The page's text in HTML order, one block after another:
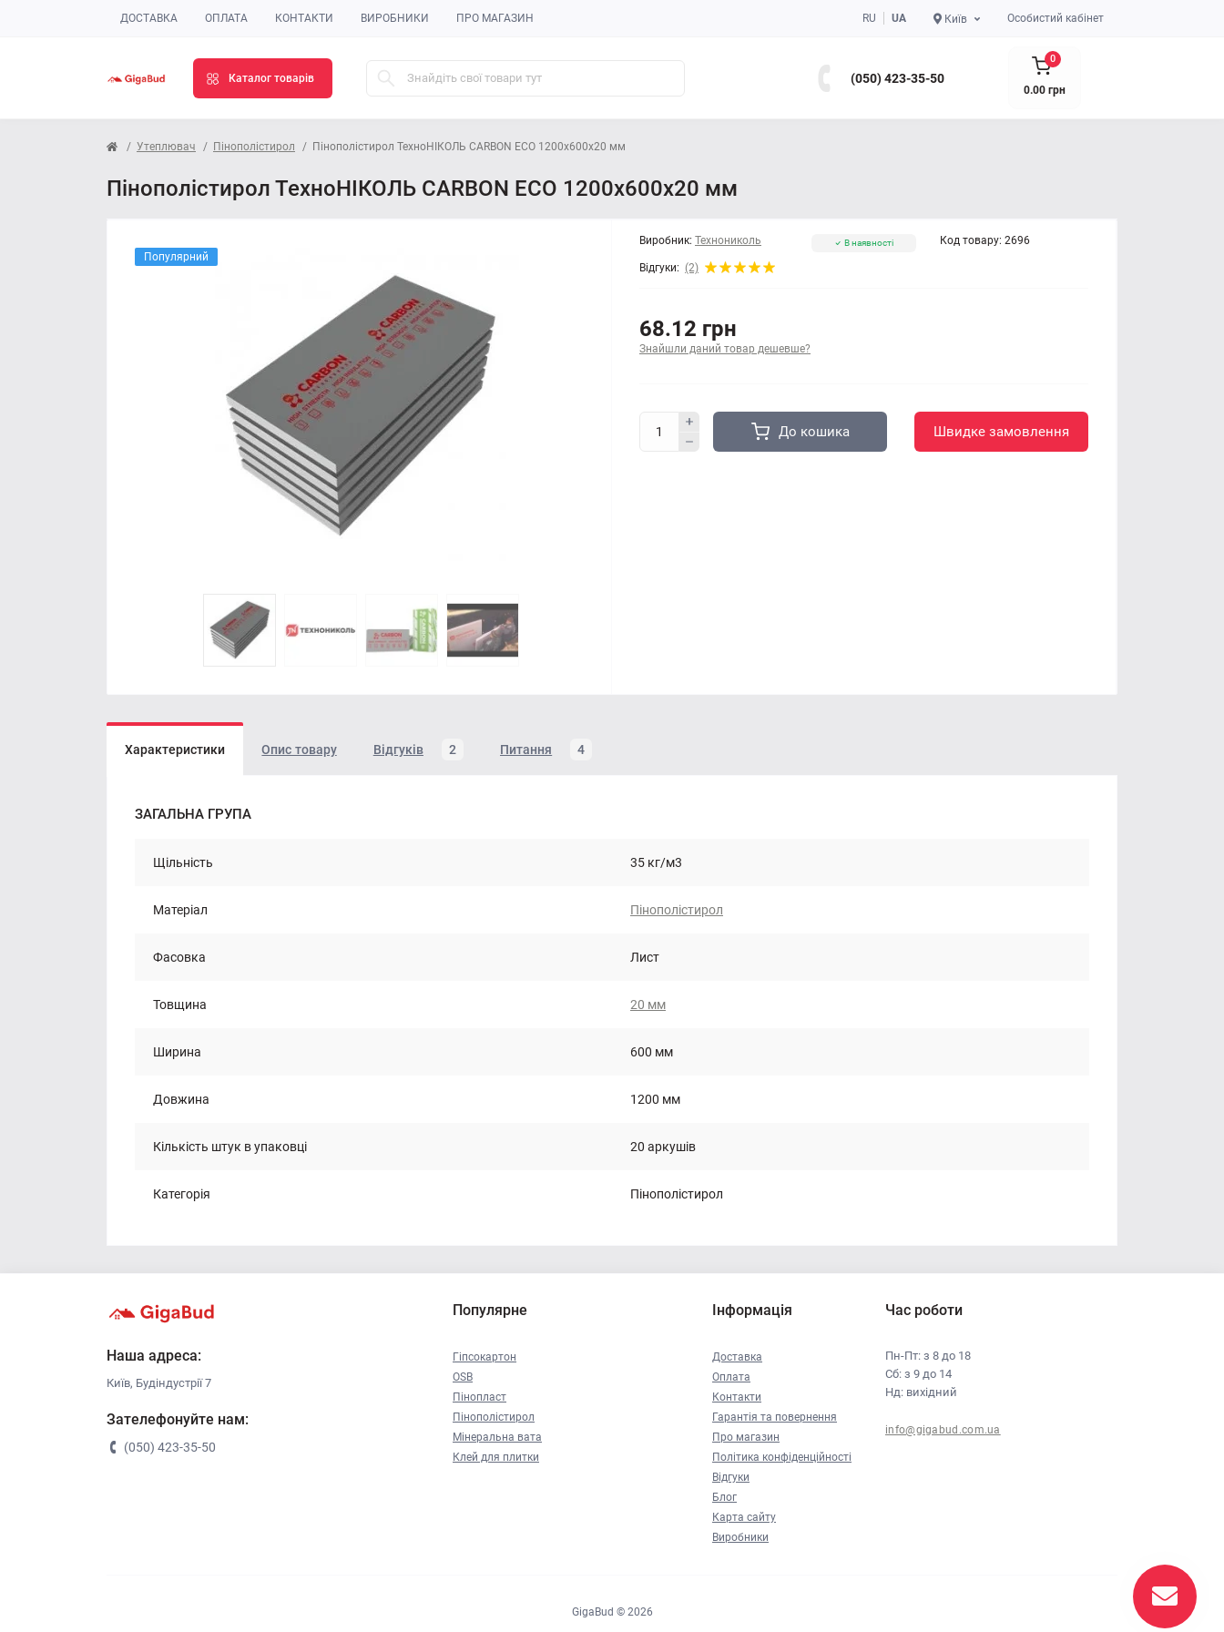
ДОСТАВКА ОПЛАТА КОНТАКТИ ВИРОБНИКИ ПРО МАГАЗИН RU UA Київ Особистий кабінет
Каталог товарів (050) 423-35-50
0
0.00 грн
Утеплювач Пінополістирол Пінополістирол ТехноНІКОЛЬ CARBON ECO 1200x600x20 мм
Пінополістирол ТехноНІКОЛЬ CARBON ECO 1200x600x20 мм
Популярний
Виробник: Технониколь Код товару: 2696
Відгуки: (2)
В наявності
68.12 грн
Знайшли даний товар дешевше?
До кошика Швидке замовлення
Характеристики Опис товару Відгуків 2 Питання 4
ЗАГАЛЬНА ГРУПА
Щільність 35 кг/м3
Матеріал Пінополістирол
Фасовка Лист
Товщина 20 мм
Ширина 600 мм
Довжина 1200 мм
Кількість штук в упаковці 20 аркушів
Категорія Пінополістирол
Наша адреса:
Київ, Будіндустрії 7
Зателефонуйте нам:
(050) 423-35-50
Популярне
Гіпсокартон
OSB
Пінопласт
Пінополістирол
Мінеральна вата
Клей для плитки
Інформація
Доставка
Оплата
Контакти
Гарантія та повернення
Про магазин
Політика конфіденційності
Відгуки
Блог
Карта сайту
Виробники
Час роботи
Пн-Пт: з 8 до 18
Сб: з 9 до 14
Нд: вихідний
info@gigabud.com.ua
GigaBud © 2026